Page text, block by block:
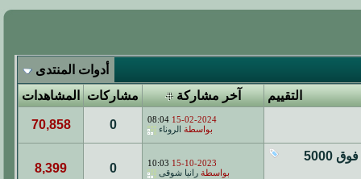
أدوات المنتدى
التقييم
آخر مشاركة مشاركات المشاهدات
15-02-2024
08:04
بواسطة
الروناء 0
70,858
وظائف الرياض اليوم | توظيف فوري بالرياض للنساء والرجال رواتب فوق 5000
15-10-2023
10:03
بواسطة رانيا شوقى 0
8,399